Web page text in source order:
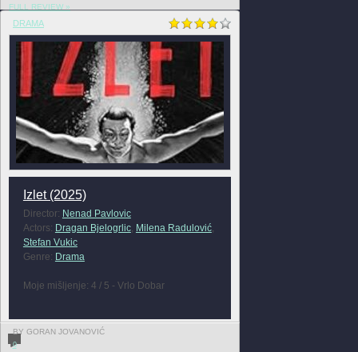
FULL REVIEW »
DRAMA
Izlet (2025)
Director: Nenad Pavlovic
Actors: Dragan Bjelogrlic, Milena Radulović,
Stefan Vukic
Genre: Drama
Moje mišljenje: 4 / 5 - Vrlo Dobar
BY GORAN JOVANOVIĆ
0